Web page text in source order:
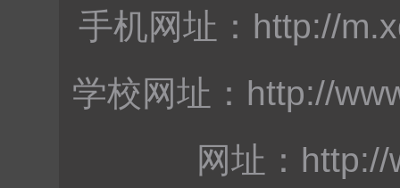
手机网址： http://
学校网址： http://
网址： http://